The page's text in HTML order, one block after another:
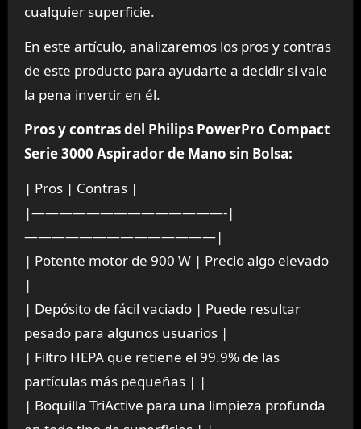
cualquier superficie.
En este artículo, analizaremos los pros y contras
de este producto para ayudarte a decidir si vale
la pena invertir en él.
Pros y contras del Philips PowerPro Compact
Serie 3000 Aspirador de Mano sin Bolsa:
| Pros | Contras |
|——————————————-|
——————————————|
| Potente motor de 900 W | Precio algo elevado
|
| Depósito de fácil vaciado | Puede resultar
pesado para algunos usuarios |
| Filtro HEPA que retiene el 99.9% de las
partículas más pequeñas | |
| Boquilla TriActive para una limpieza profunda